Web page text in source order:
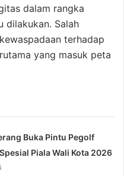
dalam rangka
dilakukan. Salah
terhadap
yang masuk peta
Buka Pintu Pegolf
Piala Wali Kota 2026